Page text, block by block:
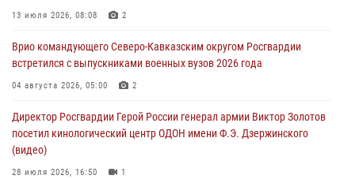
ОМОН «Ойрат» Управления Росгвардии по Республике Калмыкия
08 августа 2026, 07:00
В Москве росгвардейцы оказали помощь медикам и девушке с
08 августа 2026, 06:32 1
13 июля 2026, 08:08 2
Врио командующего Северо-Кавказским округом Росгвардии
встретился с выпускниками военных вузов 2026 года
04 августа 2026, 05:00 2
Директор Росгвардии Герой России генерал армии Виктор Золотов
посетил кинологический центр ОДОН имени Ф.Э. Дзержинского
(видео)
28 июля 2026, 16:50 1